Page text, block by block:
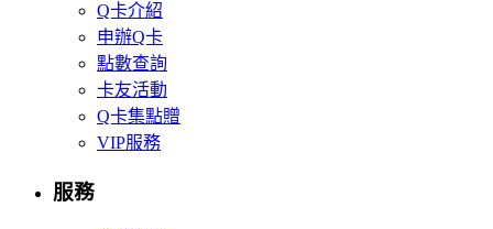
Q卡介紹
申辦Q卡
點數查詢
卡友活動
Q卡集點贈
VIP服務
服務